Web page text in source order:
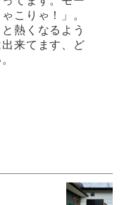
こりゃ！」。
熱くなるよう
来てます、ど